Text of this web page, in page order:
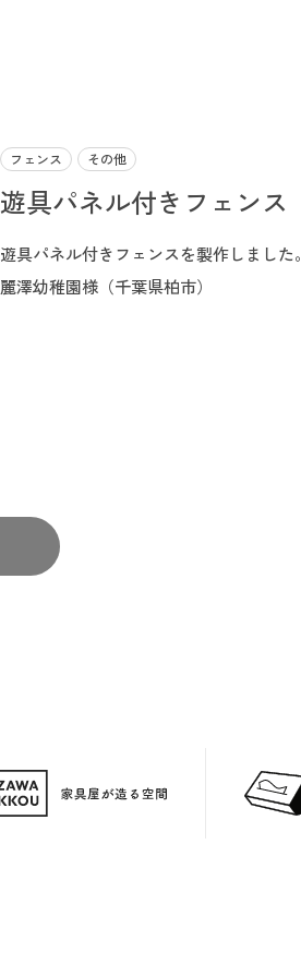
フェンス その他
遊具パネル付きフェンス
遊具パネル付きフェンスを製作しました。
麗澤幼稚園様（千葉県柏市）